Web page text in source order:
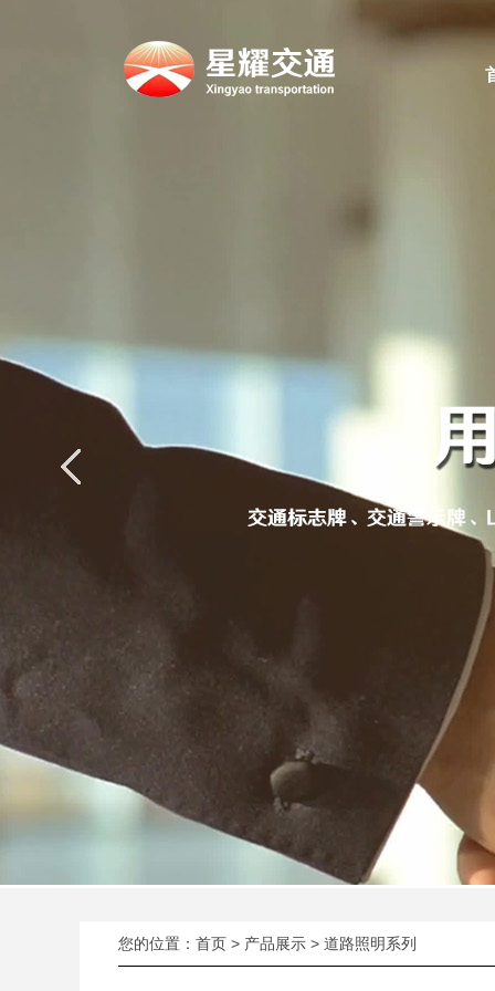
您的位置： 首页 > 产品展示 > 道路照明系列